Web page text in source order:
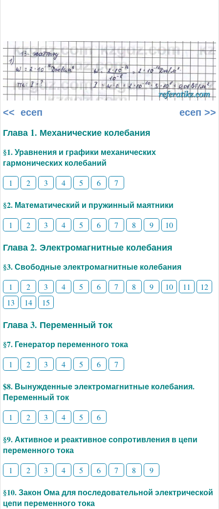
<< есеп есеп >>
Глава 1. Механические колебания
§1. Уравнения и графики механических
гармонических колебаний
1 2 3 4 5 6 7
§2. Математический и пружинный маятники
1 2 3 4 5 6 7 8 9 10
Глава 2. Электромагнитные колебания
§3. Свободные электромагнитные колебания
1 2 3 4 5 6 7 8 9 10 11
12
13
14 15
Глава 3. Переменный ток
§7. Генератор переменного тока
1 2 3 4 5 6 7
$8. Вынужденные электромагнитные колебания.
Переменный ток
1 2 3 4 5 6
§9. Активное и реактивное сопротивления в цепи
переменного тока
1 2 3 4 5 6 7 8 9
§10. Закон Ома для последовательной электрической
цепи переменного тока